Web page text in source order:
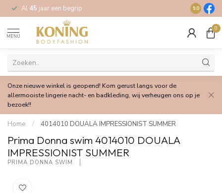
Al 45 jaar een begrip Gratis
9.0
MENU
0
Onze nieuwe winkel is geopend! Kom gerust langs voor de
allermooiste lingerie nacht- en badkleding, wij verheugen ons op je
bezoek!!
Home / 4014010 DOUALA IMPRESSIONIST SUMMER
Prima Donna swim 4014010 DOUALA
IMPRESSIONIST SUMMER
PRIMA DONNA SWIM